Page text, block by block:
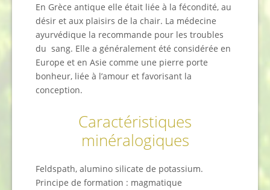
En Grèce antique elle était liée à la fécondité, au
désir et aux plaisirs de la chair. La médecine
ayurvédique la recommande pour les troubles
du sang. Elle a généralement été considérée en
Europe et en Asie comme une pierre porte
bonheur, liée à l’amour et favorisant la
conception.
Caractéristiques
minéralogiques
Feldspath, alumino silicate de potassium.
Principe de formation : magmatique